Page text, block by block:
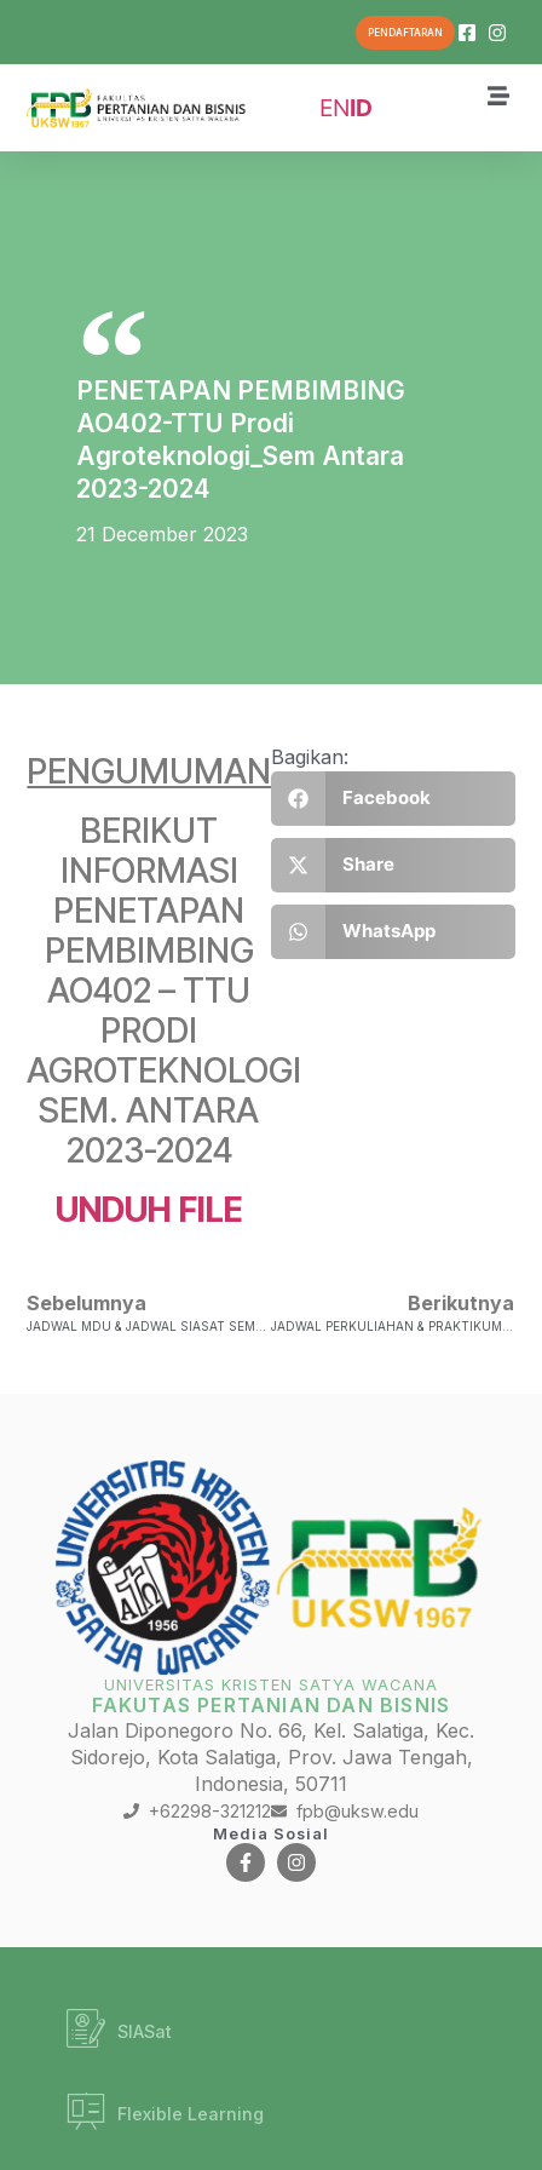
PENDAFTARAN
ENID
PENETAPAN PEMBIMBING
AO402-TTU Prodi
Agroteknologi_Sem Antara
2023-2024
21 December 2023
PENGUMUMAN
BERIKUT
INFORMASI
PENETAPAN
PEMBIMBING
AO402 – TTU
PRODI
AGROTEKNOLOGI
SEM. ANTARA
2023-2024
UNDUH FILE
Bagikan:
Facebook
Share
WhatsApp
Sebelumnya Berikutnya
UNIVERSITAS KRISTEN SATYA WACANA
FAKUTAS PERTANIAN DAN BISNIS
Jalan Diponegoro No. 66, Kel. Salatiga, Kec.
Sidorejo, Kota Salatiga, Prov. Jawa Tengah,
Indonesia, 50711
+62298-321212 fpb@uksw.edu
Media Sosial
SIASat
Flexible Learning